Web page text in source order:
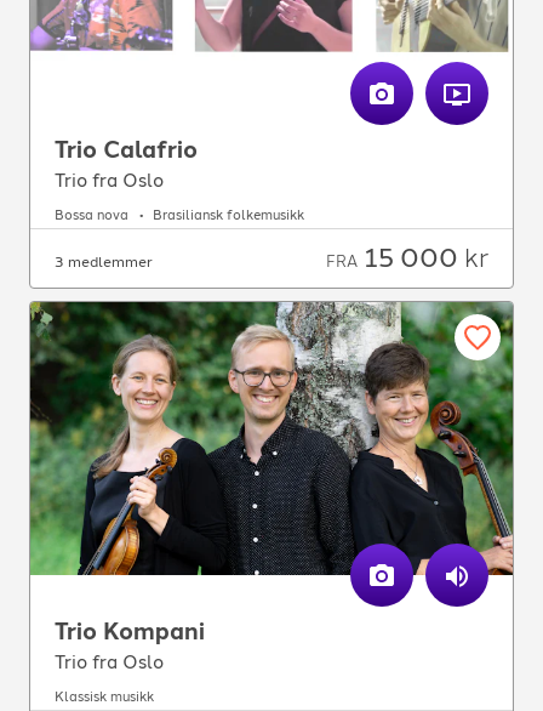
Trio Calafrio
Trio fra Oslo
Bossa nova Brasiliansk folkemusikk
3 medlemmer FRA 15 000 kr
Trio Kompani
Trio fra Oslo
Klassisk musikk